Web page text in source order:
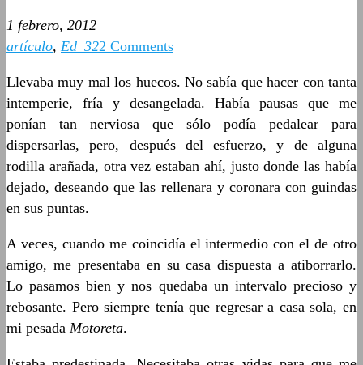
1 febrero, 2012
artículo, Ed_322 Comments
Llevaba muy mal los huecos. No sabía que hacer con tanta
intemperie, fría y desangelada. Había pausas que me
ponían tan nerviosa que sólo podía pedalear para
dispersarlas, pero, después del esfuerzo, y de alguna
rodilla arañada, otra vez estaban ahí, justo donde las había
dejado, deseando que las rellenara y coronara con guindas
en sus puntas.
A veces, cuando me coincidía el intermedio con el de otro
amigo, me presentaba en su casa dispuesta a atiborrarlo.
Lo pasamos bien y nos quedaba un intervalo precioso y
rebosante. Pero siempre tenía que regresar a casa sola, en
mi pesada Motoreta.